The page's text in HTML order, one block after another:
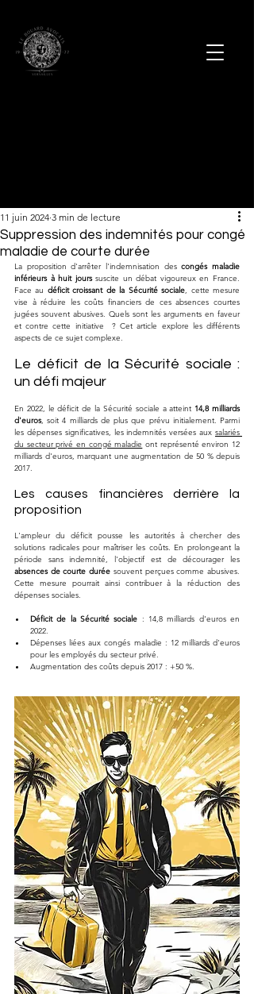
Suppression des indemnités pour congé
maladie de courte durée
11 juin 2024 3 min de lecture
La proposition d'arrêter l'indemnisation des congés maladie
inférieurs à huit jours suscite un débat vigoureux en France.
Face au déficit croissant de la Sécurité sociale, cette mesure
vise à réduire les coûts financiers de ces absences courtes
jugées souvent abusives. Quels sont les arguments en faveur
et contre cette initiative  ? Cet article explore les différents
aspects de ce sujet complexe.
Le déficit de la Sécurité sociale :
un défi majeur
En 2022, le déficit de la Sécurité sociale a atteint 14,8 milliards
d'euros, soit 4 milliards de plus que prévu initialement. Parmi
les dépenses significatives, les indemnités versées aux salariés
du secteur privé en congé maladie ont représenté environ 12
milliards d'euros, marquant une augmentation de 50 % depuis
2017.
Les causes financières derrière la
proposition
L'ampleur du déficit pousse les autorités à chercher des
solutions radicales pour maîtriser les coûts. En prolongeant la
absences de courte durée souvent perçues comme abusives.
Cette mesure pourrait ainsi contribuer à la réduction des
dépenses sociales.
Déficit de la Sécurité sociale : 14,8 milliards d'euros en
2022.
Dépenses liées aux congés maladie : 12 milliards d'euros
pour les employés du secteur privé.
Augmentation des coûts depuis 2017 : +50 %.